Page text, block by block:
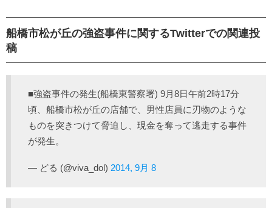
船橋市松が丘の強盗事件に関するTwitterでの関連投
稿
■強盗事件の発生(船橋東警察署) 9月8日午前2時17分
頃、船橋市松が丘の店舗で、男性店員に刃物のような
ものを突きつけて脅迫し、現金を奪って逃走する事件
が発生。
— どる (@viva_dol) 2014, 9月 8